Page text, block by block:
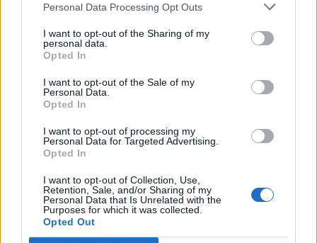
Personal Data Processing Opt Outs
I want to opt-out of the Sharing of my
personal data.
Opted In
I want to opt-out of the Sale of my
Personal Data.
Opted In
I want to opt-out of processing my
Personal Data for Targeted Advertising.
Opted In
I want to opt-out of Collection, Use,
Retention, Sale, and/or Sharing of my
Personal Data that Is Unrelated with the
Purposes for which it was collected.
Opted Out
N O P Q R S T W
Z #